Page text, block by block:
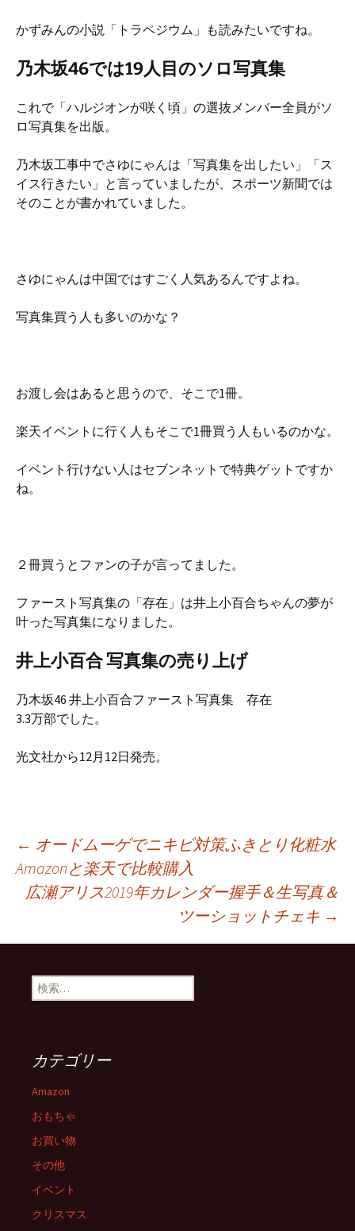
かずみんの小説「トラペジウム」も読みたいですね。
乃木坂46では19人目のソロ写真集
これで「ハルジオンが咲く頃」の選抜メンバー全員がソ
ロ写真集を出版。
乃木坂工事中でさゆにゃんは「写真集を出したい」「ス
イス行きたい」と言っていましたが、スポーツ新聞では
そのことが書かれていました。
さゆにゃんは中国ではすごく人気あるんですよね。
写真集買う人も多いのかな？
お渡し会はあると思うので、そこで1冊。
楽天イベントに行く人もそこで1冊買う人もいるのかな。
イベント行けない人はセブンネットで特典ゲットですか
ね。
２冊買うとファンの子が言ってました。
ファースト写真集の「存在」は井上小百合ちゃんの夢が
叶った写真集になりました。
井上小百合 写真集の売り上げ
乃木坂46 井上小百合ファースト写真集 存在
3.3万部でした。
光文社から12月12日発売。
投
稿
ナ
ビ
ゲ
ー
シ
ョ
← オードムーゲでニキビ対策ふきとり化粧水
Amazonと楽天で比較購入
広瀬アリス2019年カレンダー握手＆生写真＆
ツーショットチェキ →
検
索:
カテゴリー
Amazon
おもちゃ
お買い物
その他
イベント
クリスマス